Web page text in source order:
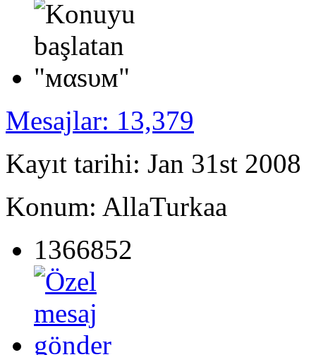
Mesajlar: 13,379
Kayıt tarihi: Jan 31st 2008
Konum: AllaTurkaa
1366852